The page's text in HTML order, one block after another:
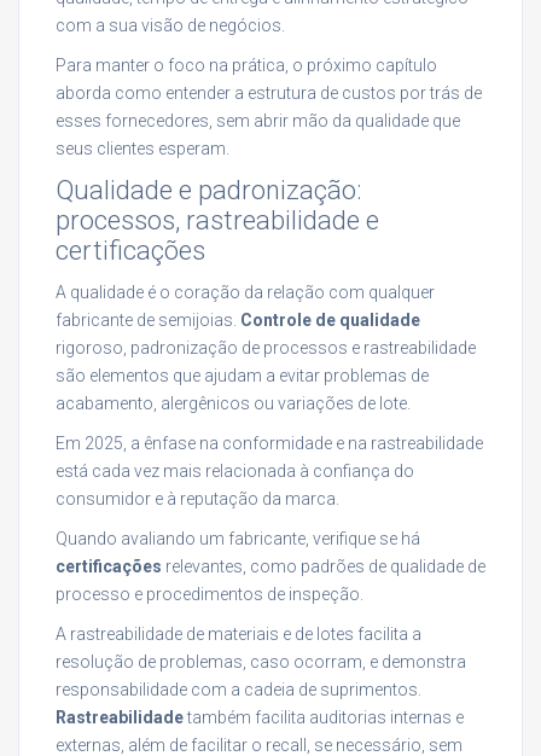
com a sua visão de negócios.
Para manter o foco na prática, o próximo capítulo
aborda como entender a estrutura de custos por trás de
esses fornecedores, sem abrir mão da qualidade que
seus clientes esperam.
Qualidade e padronização:
processos, rastreabilidade e
certificações
A qualidade é o coração da relação com qualquer
fabricante de semijoias. Controle de qualidade
rigoroso, padronização de processos e rastreabilidade
são elementos que ajudam a evitar problemas de
acabamento, alergênicos ou variações de lote.
Em 2025, a ênfase na conformidade e na rastreabilidade
está cada vez mais relacionada à confiança do
consumidor e à reputação da marca.
Quando avaliando um fabricante, verifique se há
certificações relevantes, como padrões de qualidade de
processo e procedimentos de inspeção.
A rastreabilidade de materiais e de lotes facilita a
resolução de problemas, caso ocorram, e demonstra
responsabilidade com a cadeia de suprimentos.
Rastreabilidadetambém facilita auditorias internas e
externas, além de facilitar o recall, se necessário, sem